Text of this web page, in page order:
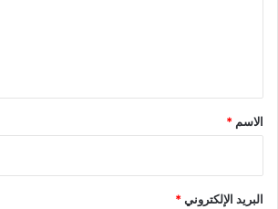
*
الاسم *
البريد الإلكتروني*